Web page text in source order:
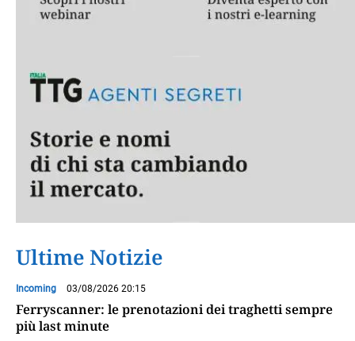
Ultime Notizie
Incoming 03/08/2026 20:15
Ferryscanner: le prenotazioni dei traghetti sempre
più last minute